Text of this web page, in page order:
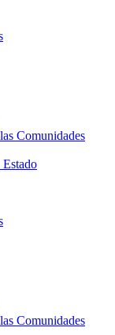
Comunidades
Comunidades